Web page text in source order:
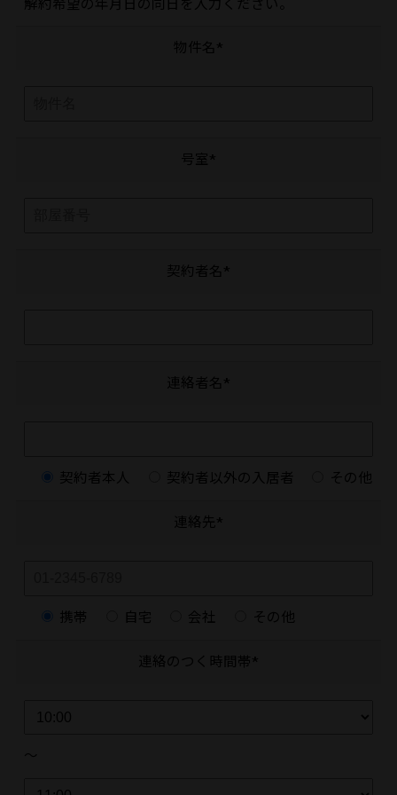
解約希望の年月日の同日を入力ください。
物件名*
号室*
契約者名*
連絡者名*
契約者本人 契約者以外の入居者 その他
連絡先*
携帯 自宅 会社 その他
連絡のつく時間帯*
～